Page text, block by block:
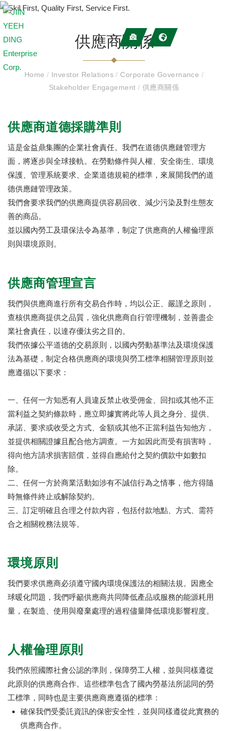
供應商關係
Home/ Investor Relations/ Corporate Governance /
Stakeholder Engagement/ 供應商關係
供應商道德採購準則
這是金益鼎集團的企業社會責任。我們在道德供應鏈管理方
面，將逐步與全球接軌。在勞動條件與人權、安全衛生、環境
保護、管理系統要求、企業道德規範的標準，來展開我們的道
德供應鏈管理政策。
我們會要求我們的供應商提供容易回收、減少污染及對生態友
善的商品。
並以國內勞工及環保法令為基準，制定了供應商的人權倫理原
則與環境原則。
供應商管理宣言
我們與供應商進行所有交易合作時，均以公正、嚴謹之原則，
查核供應商提供之品質，強化供應商自行管理機制，並善盡企
業社會責任，以達存優汰劣之目的。
我們依據公平道德的交易原則，以國內勞動基準法及環境保護
法為基礎，制定合格供應商的環境與勞工標準相關管理原則並
應遵循以下要求：
一、任何一方知悉有人員違反禁止收受佣金、回扣或其他不正
當利益之契約條款時，應立即據實將此等人員之身分、提供、
承諾、要求或收受之方式、金額或其他不正當利益告知他方，
並提供相關證據且配合他方調查。一方如因此而受有損害時，
得向他方請求損害賠償，並得自應給付之契約價款中如數扣
除。
二、任何一方於商業活動如涉有不誠信行為之情事，他方得隨
時無條件終止或解除契約。
三、訂定明確且合理之付款內容，包括付款地點、方式、需符
合之相關稅務法規等。
環境原則
我們要求供應商必須遵守國內環境保護法的相關法規。因應全
球暖化問題，我們呼籲供應商共同降低產品或服務的能源耗用
量，在製造、使用與廢棄處理的過程儘量降低環境影響程度。
人權倫理原則
我們依照國際社會公認的準則，保障勞工人權，並與同樣遵從
此原則的供應商合作。這些標準包含了國內勞基法所認同的勞
工標準，同時也是主要供應商應遵循的標準：
確保我們受委託資訊的保密安全性，並與同樣遵從此實務的
供應商合作。